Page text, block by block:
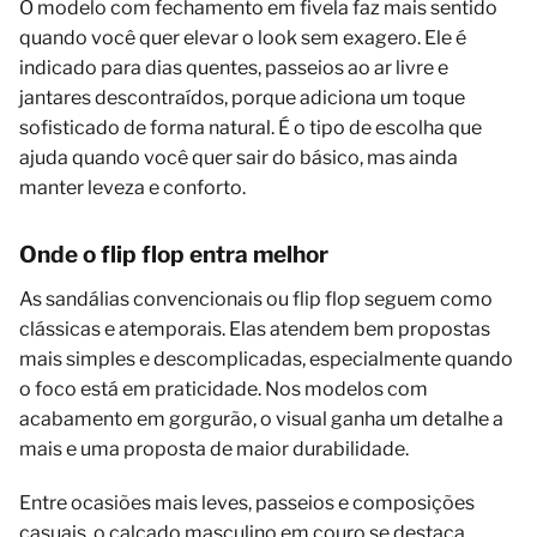
O modelo com fechamento em fivela faz mais sentido
quando você quer elevar o look sem exagero. Ele é
indicado para dias quentes, passeios ao ar livre e
jantares descontraídos, porque adiciona um toque
sofisticado de forma natural. É o tipo de escolha que
ajuda quando você quer sair do básico, mas ainda
manter leveza e conforto.
Onde o flip flop entra melhor
As sandálias convencionais ou flip flop seguem como
clássicas e atemporais. Elas atendem bem propostas
mais simples e descomplicadas, especialmente quando
o foco está em praticidade. Nos modelos com
acabamento em gorgurão, o visual ganha um detalhe a
mais e uma proposta de maior durabilidade.
Entre ocasiões mais leves, passeios e composições